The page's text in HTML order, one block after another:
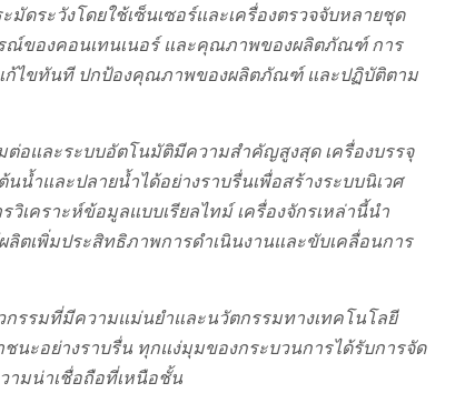
มัดระวังโดยใช้เซ็นเซอร์และเครื่องตรวจจับหลายชุด
ณ์ของคอนเทนเนอร์ และคุณภาพของผลิตภัณฑ์ การ
แก้ไขทันที ปกป้องคุณภาพของผลิตภัณฑ์ และปฏิบัติตาม
ต่อและระบบอัตโนมัติมีความสำคัญสูงสุด เครื่องบรรจุ
น้ำและปลายน้ำได้อย่างราบรื่นเพื่อสร้างระบบนิเวศ
เคราะห์ข้อมูลแบบเรียลไทม์ เครื่องจักรเหล่านี้นำ
ตเพิ่มประสิทธิภาพการดำเนินงานและขับเคลื่อนการ
กรรมที่มีความแม่นยำและนวัตกรรมทางเทคโนโลยี
ะอย่างราบรื่น ทุกแง่มุมของกระบวนการได้รับการจัด
ามน่าเชื่อถือที่เหนือชั้น